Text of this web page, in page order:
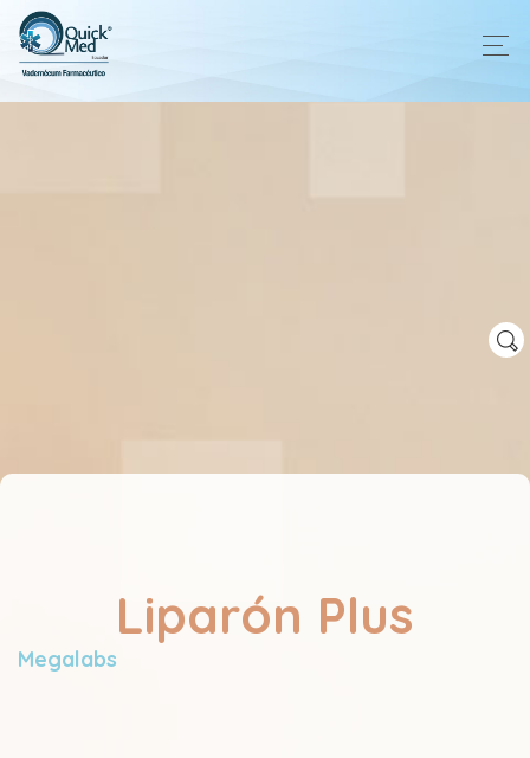
Liparón Plus
Megalabs